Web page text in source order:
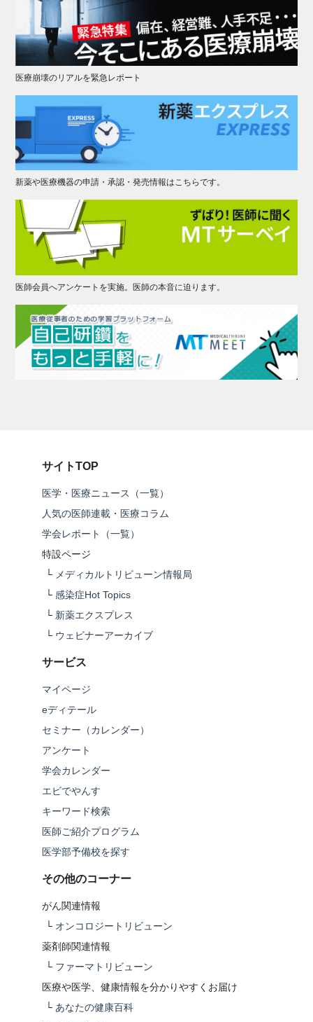
医療崩壊のリアルを緊急レポート
新薬や医療機器の申請・承認・発売情報はこちらです。
医師会員へアンケートを実施。医師の本音に迫ります。
サイトTOP
医学・医療ニュース（一覧）
人気の医師連載・医療コラム
学会レポート（一覧）
特設ページ
└ メディカルトリビューン情報局
└ 感染症Hot Topics
└ 新薬エクスプレス
└ ウェビナーアーカイブ
サービス
マイページ
eディテール
セミナー（カレンダー）
アンケート
学会カレンダー
エビでやんす
キーワード検索
医師ご紹介プログラム
医学部予備校を探す
その他のコーナー
がん関連情報
└ オンコロジートリビューン
薬剤師関連情報
└ ファーマトリビューン
医療や医学、健康情報を分かりやすくお届け
└ あなたの健康百科